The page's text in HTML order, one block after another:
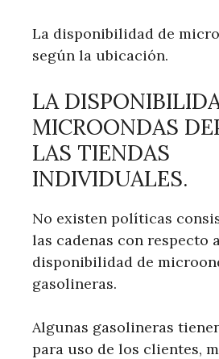
La disponibilidad de
según la ubicación.
LA
MICROONDAS
LAS TIENDAS
INDIVIDUALES.
No existen políticas
las cadenas con respecto
disponibilidad de
gasolineras.
Algunas gasolineras
para uso de los clientes,